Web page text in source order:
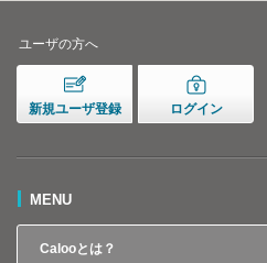
ユーザの方へ
新規ユーザ登録 ログイン
MENU
Calooとは？